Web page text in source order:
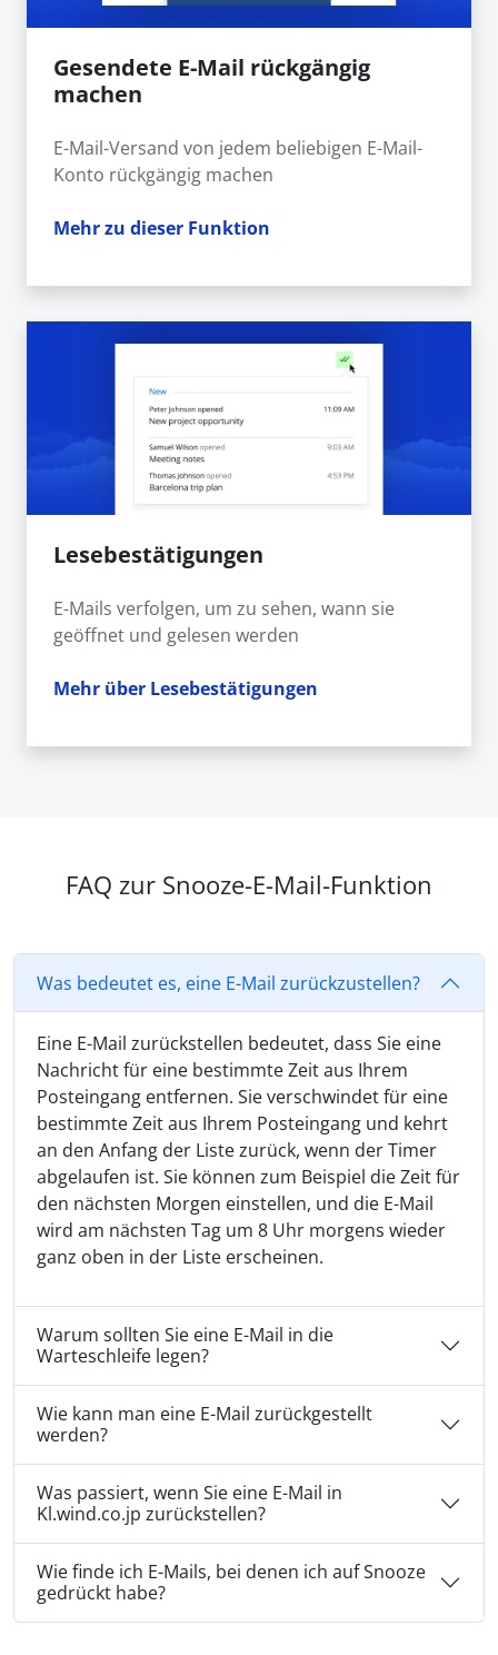
Gesendete E-Mail rückgängig
machen
E-Mail-Versand von jedem beliebigen E-Mail-
Konto rückgängig machen
Mehr zu dieser Funktion
Lesebestätigungen
E-Mails verfolgen, um zu sehen, wann sie
geöffnet und gelesen werden
Mehr über Lesebestätigungen
FAQ zur Snooze-E-Mail-Funktion
Was bedeutet es, eine E-Mail zurückzustellen?
Eine E-Mail zurückstellen bedeutet, dass Sie eine
Nachricht für eine bestimmte Zeit aus Ihrem
Posteingang entfernen. Sie verschwindet für eine
bestimmte Zeit aus Ihrem Posteingang und kehrt
an den Anfang der Liste zurück, wenn der Timer
abgelaufen ist. Sie können zum Beispiel die Zeit für
den nächsten Morgen einstellen, und die E-Mail
wird am nächsten Tag um 8 Uhr morgens wieder
ganz oben in der Liste erscheinen.
Warum sollten Sie eine E-Mail in die
Warteschleife legen?
Wie kann man eine E-Mail zurückgestellt
werden?
Was passiert, wenn Sie eine E-Mail in
Kl.wind.co.jp zurückstellen?
Wie finde ich E-Mails, bei denen ich auf Snooze
gedrückt habe?